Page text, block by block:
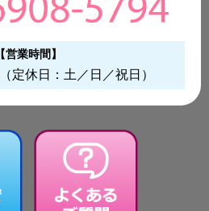
【営業時間】
（定休日：土／日／祝日）